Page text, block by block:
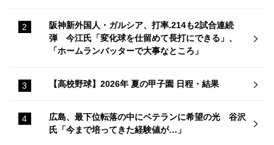
阪神新外国人・ガルシア、打率.214も2試合連続
弾 今江氏「変化球を仕留めて長打にできる」、
「ホームランバッターで大事なところ」
【高校野球】2026年 夏の甲子園 日程・結果
広島、最下位転落の中にベテランに希望の光 谷沢
氏「今まで培ってきた経験値が…」